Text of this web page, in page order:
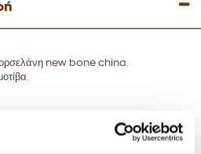
new bone china.
τις κούπες και φλιτζάνια της